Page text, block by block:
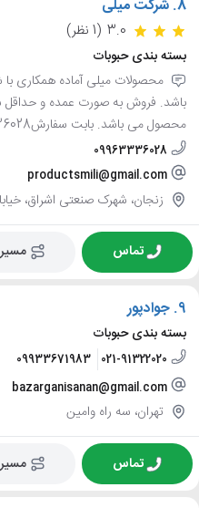
8. شرکت میلی
3.0 (1 نظر)
بسته بندی حبوبات
محصولات میلی آماده همکاری
باشد. فروش به صورت عمده و
محصول می باشد. بابت سفارش09963336028 ب...
09963336028
productsmili@gmail.com
زنجان، شهرک صنعتی اشراق، خیابان
تماس
9. جوادپور
بسته بندی حبوبات
021-91322020
09933671983
bazarganisanan@gmail.com
تهران، سه راه وامین
تماس